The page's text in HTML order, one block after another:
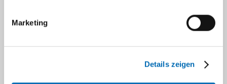
Marketing
Details zeigen
• Klinik für Mund-Kiefer- und
Gesichtschirurgie
• Klinik für Zahnerhaltung, Parodontologie
• Klinik für Allgemeinchirurgie